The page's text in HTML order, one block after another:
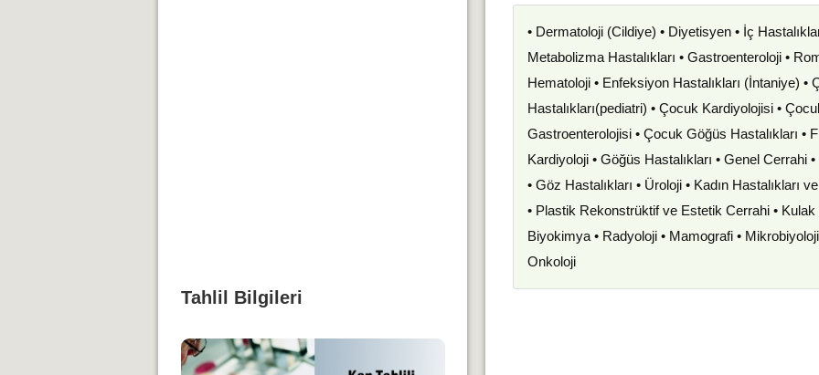
• Dermatoloji (Cildiye) • Diyetisyen • İç
Metabolizma Hastalıkları • Gastroenteroloji •
Hematoloji • Enfeksiyon Hastalıkları (İntaniye) •
Hastalıkları(pediatri) • Çocuk Kardiyolojisi •
Gastroenterolojisi • Çocuk Göğüs Hastalıkları •
Kardiyoloji • Göğüs Hastalıkları • Genel Cerrahi
• Göz Hastalıkları • Üroloji • Kadın Hastalıkları
• Plastik Rekonstrüktif ve Estetik Cerrahi • Kulak
Biyokimya • Radyoloji • Mamografi •
Onkoloji
Tahlil Bilgileri